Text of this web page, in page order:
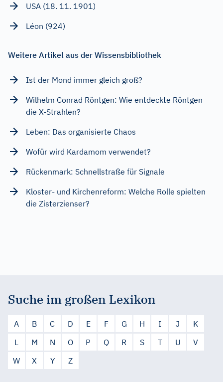
USA (18. 11. 1901)
Léon (924)
Weitere Artikel aus der Wissensbibliothek
Ist der Mond immer gleich groß?
Wilhelm Conrad Röntgen: Wie entdeckte Röntgen
die X-Strahlen?
Leben: Das organisierte Chaos
Wofür wird Kardamom verwendet?
Rückenmark: Schnellstraße für Signale
Kloster- und Kirchenreform: Welche Rolle spielten
die Zisterzienser?
Suche im großen Lexikon
A B C D E F G H I J
K
L
M N O P Q R S T U
V
W
X Y Z